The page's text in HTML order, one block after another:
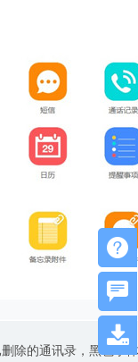
除的通讯录，黑色字


